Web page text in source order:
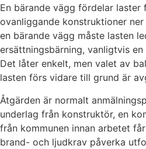
En bärande vägg fördelar laster
ovanliggande konstruktioner
en bärande vägg måste lasten
ersättningsbärning, vanligtvis
Det låter enkelt, men valet av
lasten förs vidare till grund är
Åtgärden är normalt
underlag från konstruktör, en
från kommunen innan arbetet
brand- och ljudkrav påverka